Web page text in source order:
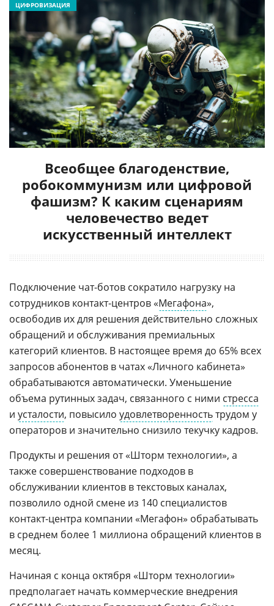
Всеобщее благоденствие,
робокоммунизм или цифровой
фашизм? К каким сценариям
человечество ведет
искусственный интеллект
ЦИФРОВИЗАЦИЯ
Подключение чат-ботов сократило нагрузку на
сотрудников контакт-центров «Мегафона»,
освободив их для решения действительно сложных
обращений и обслуживания премиальных
категорий клиентов. В настоящее время до 65% всех
запросов абонентов в чатах «Личного кабинета»
обрабатываются автоматически. Уменьшение
объема рутинных задач, связанного с ними стресса
и усталости, повысило удовлетворенностьтрудом у
операторов и значительно снизило текучку кадров.
Продукты и решения от «Шторм технологии», а
также совершенствование подходов в
обслуживании клиентов в текстовых каналах,
позволило одной смене из 140 специалистов
контакт-центра компании «Мегафон» обрабатывать
в среднем более 1 миллиона обращений клиентов в
месяц.
Начиная с конца октября «Шторм технологии»
предполагает начать коммерческие внедрения